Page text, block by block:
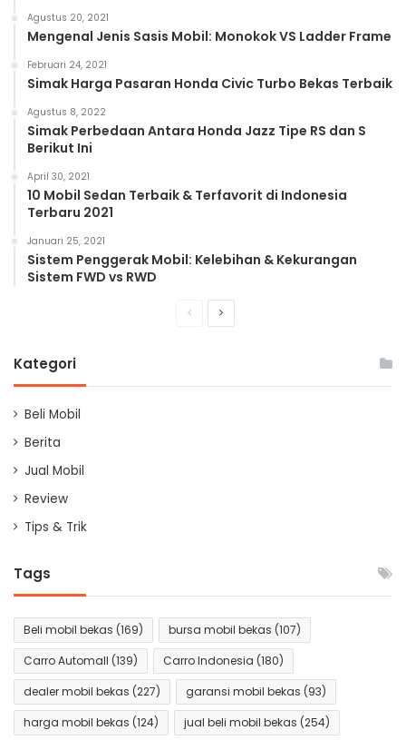
Agustus 20, 2021
Mengenal Jenis Sasis Mobil: Monokok VS Ladder Frame
Februari 24, 2021
Simak Harga Pasaran Honda Civic Turbo Bekas Terbaik
Agustus 8, 2022
Simak Perbedaan Antara Honda Jazz Tipe RS dan S
Berikut Ini
April 30, 2021
10 Mobil Sedan Terbaik & Terfavorit di Indonesia
Terbaru 2021
Januari 25, 2021
Sistem Penggerak Mobil: Kelebihan & Kekurangan
Sistem FWD vs RWD
PreviousNext
Kategori
Beli Mobil
Berita
Jual Mobil
Review
Tips & Trik
Tags
Beli mobil bekas (169) bursa mobil bekas (107)
Carro Automall (139) Carro Indonesia (180)
dealer mobil bekas (227) garansi mobil bekas (93)
harga mobil bekas (124) jual beli mobil bekas (254)